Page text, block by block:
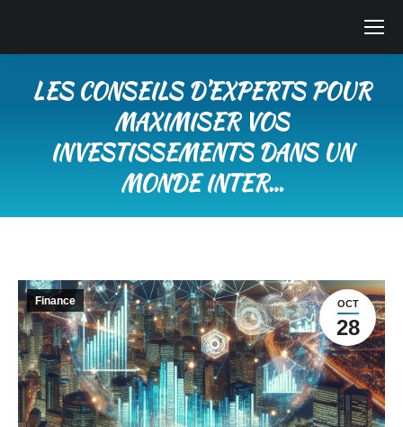
LES CONSEILS D’EXPERTS POUR
MAXIMISER VOS
INVESTISSEMENTS DANS UN
MONDE INTER…
OCT
28
Finance